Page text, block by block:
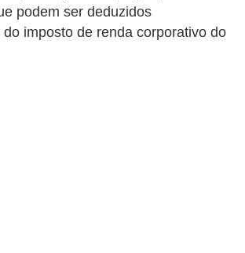
podem ser deduzidos
imposto de renda corporativo do